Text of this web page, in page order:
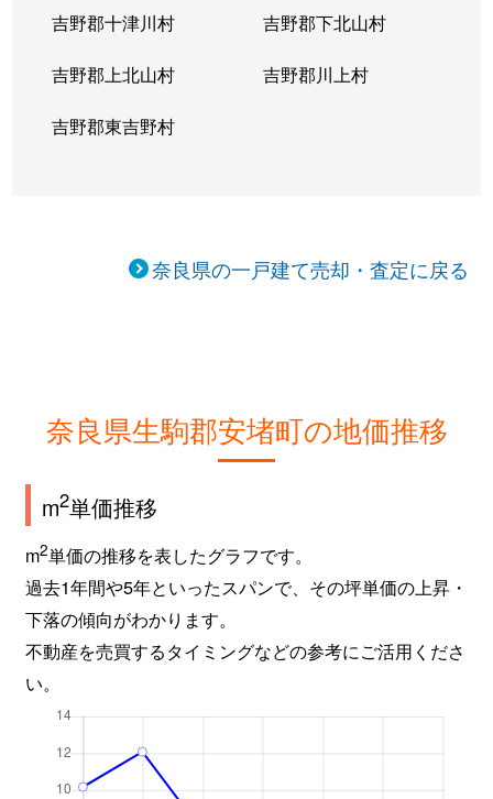
吉野郡十津川村 吉野郡下北山村
吉野郡上北山村 吉野郡川上村
吉野郡東吉野村
奈良県の一戸建て売却・査定に戻る
奈良県生駒郡安堵町の地価推移
m2単価推移
m2単価の推移を表したグラフです。
過去1年間や5年といったスパンで、その坪単価の上昇・
下落の傾向がわかります。
不動産を売買するタイミングなどの参考にご活用くださ
い。